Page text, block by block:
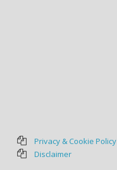
Privacy & Cookie Policy
Disclaimer